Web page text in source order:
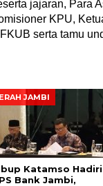
jajaran, Para
KPU,
serta tamu
JAMBI
Katamso Hadiri
Bank Jambi,